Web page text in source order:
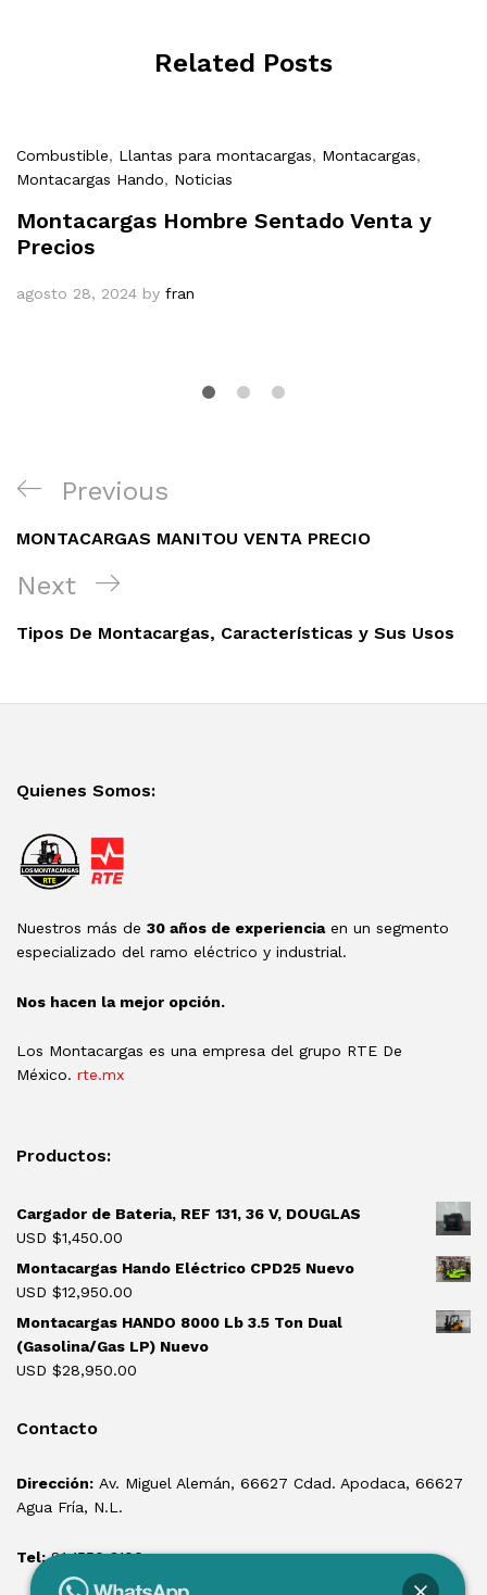
Related Posts
Combustible, Llantas para montacargas, Montacargas,
Montacargas Hando, Noticias
Montacargas Hombre Sentado Venta y
Precios
agosto 28, 2024 by fran
Navegación
entradas
Previous
Post
Previous
MONTACARGAS MANITOU VENTA PRECIO
Next
Post
Next
Tipos De Montacargas, Características y Sus Usos
Quienes Somos:
Nuestros más de 30 años de experienciaen un segmento
especializado del ramo eléctrico y industrial.
Nos hacen la mejor opción.
Los Montacargas es una empresa del grupo RTE De
México. rte.mx
Productos:
Cargador de Bateria, REF 131, 36 V, DOUGLAS
USD $1,450.00
Montacargas Hando Eléctrico CPD25 Nuevo
USD $12,950.00
Montacargas HANDO 8000 Lb 3.5 Ton Dual
(Gasolina/Gas LP) Nuevo
USD $28,950.00
Contacto
Dirección: Av. Miguel Alemán, 66627 Cdad. Apodaca, 66627
Agua Fría, N.L.
Tel:81 1550 3100